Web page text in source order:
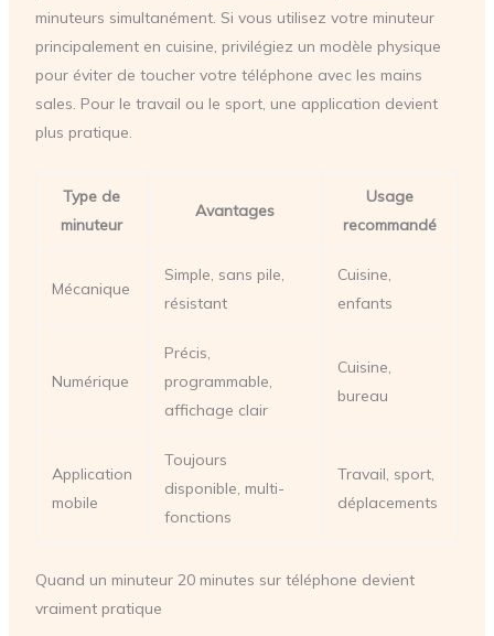
minuteurs simultanément. Si vous utilisez votre minuteur
principalement en cuisine, privilégiez un modèle physique
pour éviter de toucher votre téléphone avec les mains
sales. Pour le travail ou le sport, une application devient
plus pratique.
Type de
minuteur
Avantages
Usage
recommandé
Mécanique
Simple, sans pile,
résistant
Cuisine,
enfants
Numérique
Précis,
programmable,
affichage clair
Cuisine,
bureau
Application
mobile
Toujours
disponible, multi-
fonctions
Travail, sport,
déplacements
Quand un minuteur 20 minutes sur téléphone devient
vraiment pratique